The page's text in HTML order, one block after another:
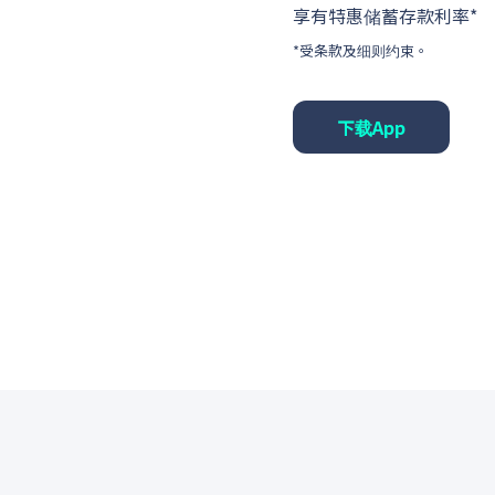
享有特惠储蓄存款利率*
*受条款及细则约束。
下载App